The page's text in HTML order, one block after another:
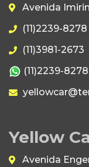
Avenida
(11)2239-8278
(11)3981-2673
(11)2239-8278
Yellow
Avenida